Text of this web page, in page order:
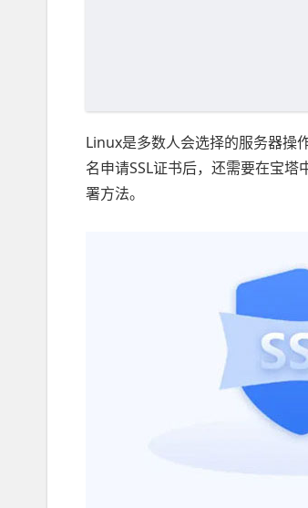
Linux是多数人会选择的服务器操
名申请SSL证书后，还需要在宝
署方法。